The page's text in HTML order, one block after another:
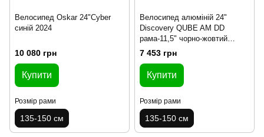
Велосипед Oskar 24"Cyber
синій 2024
10 080 грн
Купити
Розмір рами
135-150 см
Велосипед алюміній 24"
Discovery QUBE AM DD
рама-11,5" чорно-жовтий
(матовий) з крилом Pl 2024
7 453 грн
Купити
Розмір рами
135-150 см